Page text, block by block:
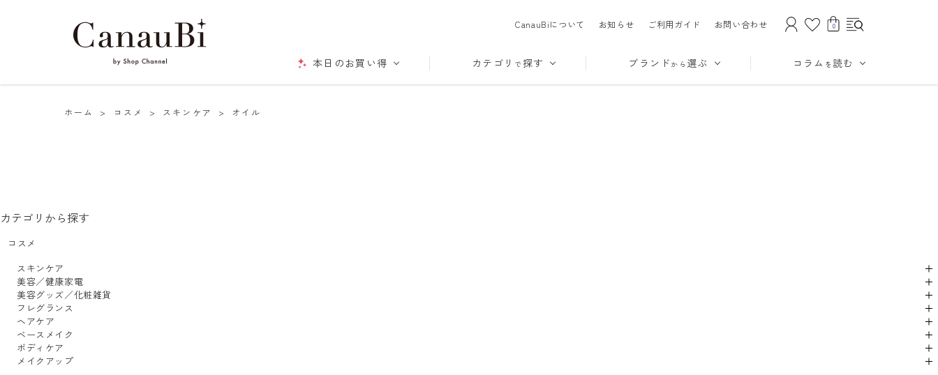
CanauBiについて お知らせ ご利用ガイド お問い合わせ 0
本日のお買い得 カテゴリ で探す ブランド から 選ぶ コラム を読む
ホーム > コスメ > スキンケア > オイル
カテゴリから探す
コスメ
スキンケア
美容／健康家電
美容グッズ／化粧雑貨
フレグランス
ヘアケア
ベースメイク
ボディケア
メイクアップ